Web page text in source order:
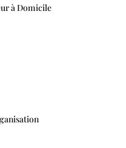
à Domicile